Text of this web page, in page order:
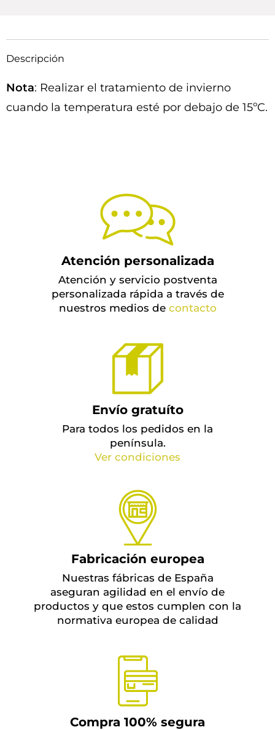
Descripción
Nota: Realizar el tratamiento de invierno
cuando la temperatura esté por debajo de 15ºC.
Atención personalizada
Atención y servicio postventa
personalizada rápida a través de
nuestros medios de contacto
Envío gratuíto
Para todos los pedidos en la
península.
Ver condiciones
Fabricación europea
Nuestras fábricas de España
aseguran agilidad en el envío de
productos y que estos cumplen con la
normativa europea de calidad
Compra 100% segura